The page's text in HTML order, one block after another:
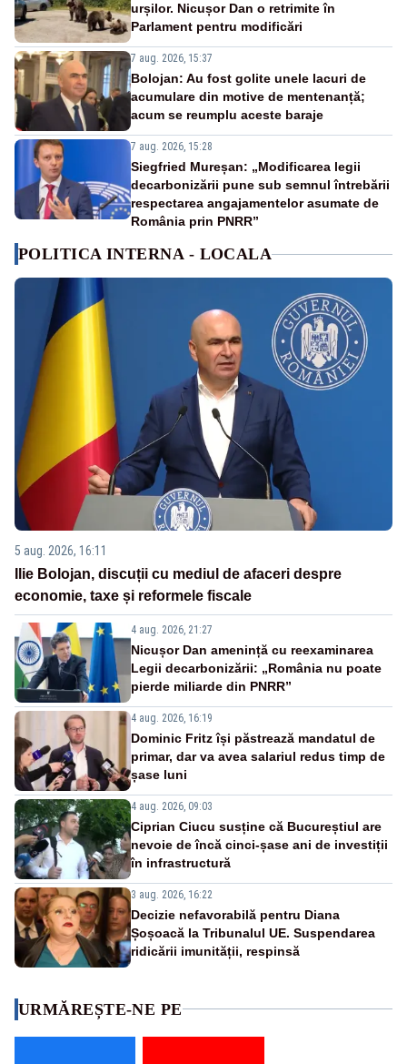
urșilor. Nicușor Dan o retrimite în
Parlament pentru modificări
7 aug. 2026, 15:37
Bolojan: Au fost golite unele lacuri de
acumulare din motive de mentenanță;
acum se reumplu aceste baraje
7 aug. 2026, 15:28
Siegfried Mureșan: „Modificarea legii
decarbonizării pune sub semnul întrebării
respectarea angajamentelor asumate de
România prin PNRR”
POLITICA INTERNA - LOCALA
5 aug. 2026, 16:11
Ilie Bolojan, discuții cu mediul de afaceri despre
economie, taxe și reformele fiscale
4 aug. 2026, 21:27
Nicușor Dan amenință cu reexaminarea
Legii decarbonizării: „România nu poate
pierde miliarde din PNRR”
4 aug. 2026, 16:19
Dominic Fritz își păstrează mandatul de
primar, dar va avea salariul redus timp de
șase luni
4 aug. 2026, 09:03
Ciprian Ciucu susține că Bucureștiul are
nevoie de încă cinci-șase ani de investiții
în infrastructură
3 aug. 2026, 16:22
Decizie nefavorabilă pentru Diana
Șoșoacă la Tribunalul UE. Suspendarea
ridicării imunității, respinsă
URMĂREȘTE-NE PE